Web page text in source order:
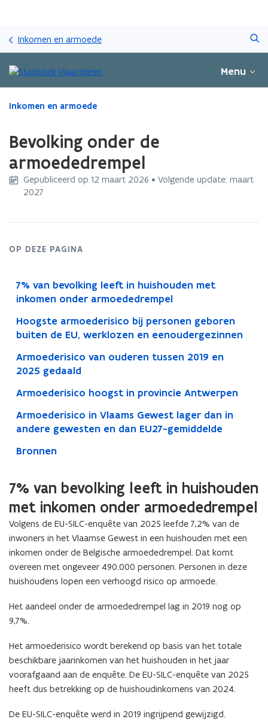
gaan
Inkomen en armoede
Menu
Gedaan
zich
op:
Bevolking
Inkomen en armoede
Bevolking onder de
armoededrempel
Gepubliceerd op 12 maart 2026 • Volgende update: maart
2027
OP DEZE PAGINA
7% van bevolking leeft in huishouden met
inkomen onder armoededrempel
Hoogste armoederisico bij personen geboren
buiten de EU, werklozen en eenoudergezinnen
Armoederisico van ouderen tussen 2019 en
2025 gedaald
Armoederisico hoogst in provincie Antwerpen
Armoederisico in Vlaams Gewest lager dan in
andere gewesten en dan EU27-gemiddelde
Bronnen
7% van bevolking leeft in huishouden
met inkomen onder armoededrempel
Volgens de EU-SILC-enquête van 2025 leefde 7,2% van de
inwoners in het Vlaamse Gewest in een huishouden met een
inkomen onder de Belgische armoededrempel. Dat komt
overeen met ongeveer 490.000 personen. Personen in deze
huishoudens lopen een verhoogd risico op armoede.
Het aandeel onder de armoededrempel lag in 2019 nog op
9,7%.
Het armoederisico wordt berekend op basis van het totale
beschikbare jaarinkomen van het huishouden in het jaar
voorafgaand aan de enquête. De EU-SILC-enquête van 2025
heeft dus betrekking op de huishoudinkomens van 2024.
De EU-SILC-enquête werd in 2019 ingrijpend gewijzigd.